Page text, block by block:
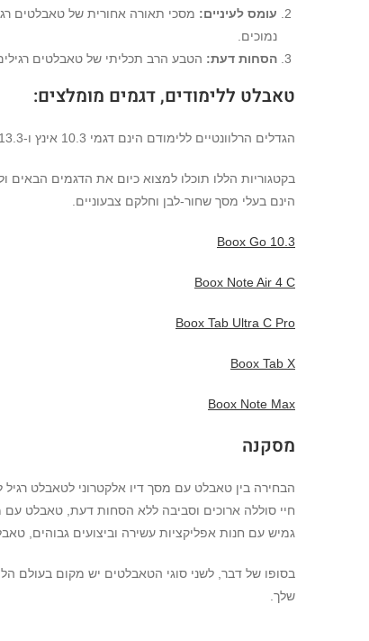
עומס לעיניים: מסכי תאורה אחורית של טאבלטים
נמוכים.
הסחות דעת: הטבע הרב תכליתי של טאבלטים
טאבלט ללימודים, דגמים מומלצים:
הגדלים הרלוונטיים ללימודם הינם דגמי 10.3 אינץ ו-13.3 אינץ.
בקטגוריות הללו תוכלו למצוא כיום את הדגמים
הינם בעלי מסך שחור-לבן וחלקם צבעוניים.
Boox Go 10.3
Boox Note Air 4 C
Boox Tab Ultra C Pro
Boox Tab X
Boox Note Max
מסקנה
הבחירה בין טאבלט עם מסך דיו אלקטרוני לטאבלט
חיי סוללה ארוכים וסביבה ללא הסחות דעת, טאבלט
גמיש עם חנות אפליקציות עשירה וביצועים גבוהים,
בסופו של דבר, לשני סוגי הטאבלטים יש מקום בעולם
שלך.